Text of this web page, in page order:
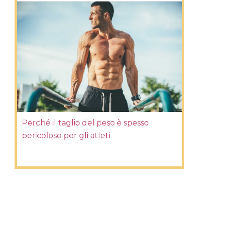
Perché il taglio del peso è spesso
pericoloso per gli atleti